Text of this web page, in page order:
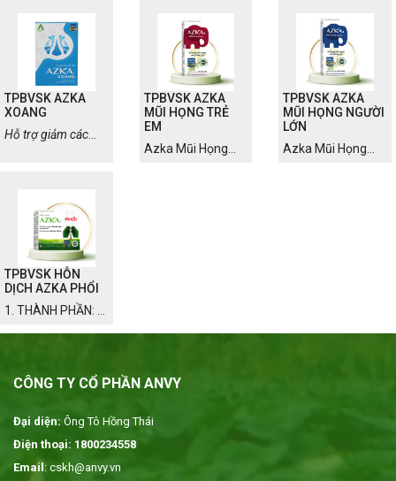
TPBVSK AZKA
XOANG
Hỗ trợ giảm các
trán, đau đầu do
viêm xoang.
TPBVSK AZKA
MŨI HỌNG TRẺ
EM
Azka Mũi Họng
TPBVSK AZKA
MŨI HỌNG NGƯỜI
LỚN
Azka Mũi Họng
TPBVSK HỖN
DỊCH AZKA PHỔI
1. THÀNH PHẦN: 1
phần Hàm lượng
(Nodakenin ≥
0,1%) 1.5 ml Sài
hồ (Saikosaponin
a ≥ 0,1%) 1.5 ml
CÔNG TY CỔ PHẦN ANVY
Đại diện: Ông Tô Hồng Thái
Điện thoại: 1800234558
Email: cskh@anvy.vn